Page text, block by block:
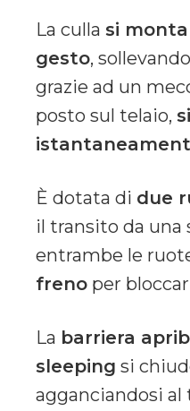
La culla si
gesto,
grazie ad un
posto sul telaio,
È dotata di due
il transito da una
entrambe le
freno per
La barriera
sleeping si
agganciandosi al